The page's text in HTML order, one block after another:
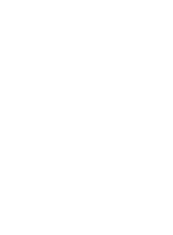
ao tribunal, cada
diferença”
sem médico de
associação